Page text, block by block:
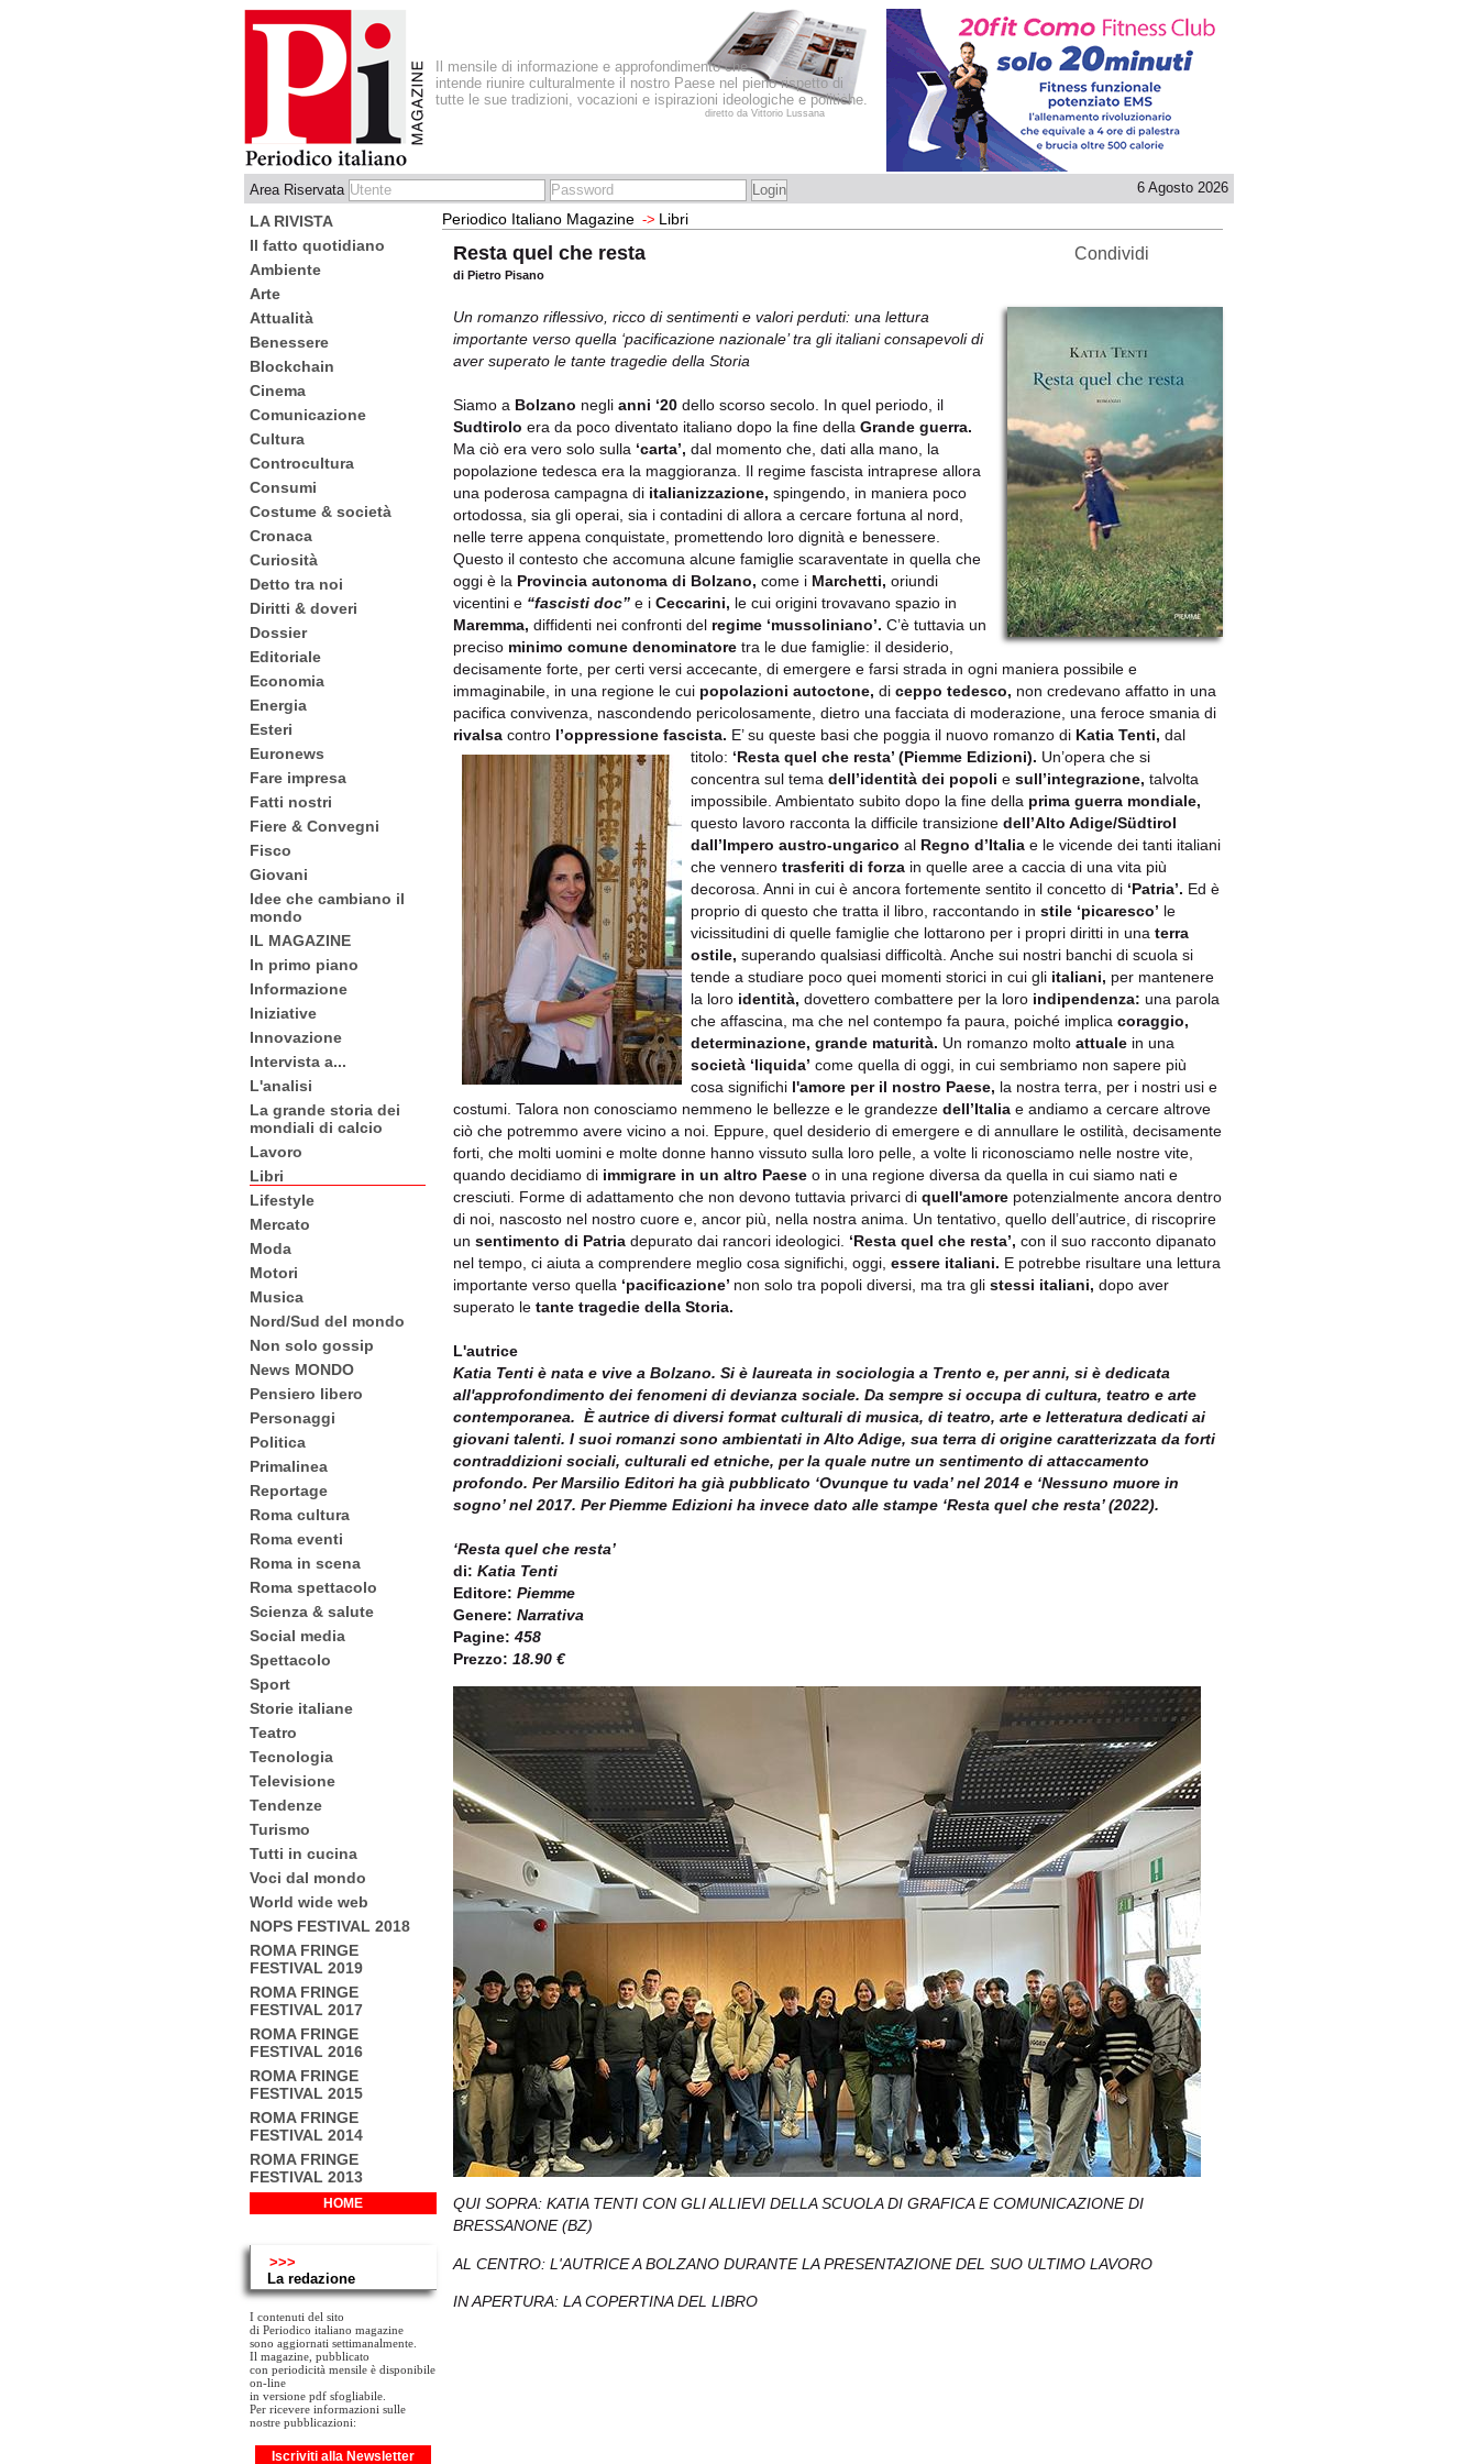
Il mensile di informazione e approfondimento che
intende riunire culturalmente il nostro Paese nel pieno rispetto di
tutte le sue tradizioni, vocazioni e ispirazioni ideologiche e politiche.
diretto da Vittorio Lussana
Area Riservata 6 Agosto 2026
LA RIVISTA
Il fatto quotidiano
Ambiente
Arte
Attualità
Benessere
Blockchain
Cinema
Comunicazione
Cultura
Controcultura
Consumi
Costume & società
Cronaca
Curiosità
Detto tra noi
Diritti & doveri
Dossier
Editoriale
Economia
Energia
Esteri
Euronews
Fare impresa
Fatti nostri
Fiere & Convegni
Fisco
Giovani
Idee che cambiano il
mondo
IL MAGAZINE
In primo piano
Informazione
Iniziative
Innovazione
Intervista a...
L'analisi
La grande storia dei
mondiali di calcio
Lavoro
Libri
Lifestyle
Mercato
Moda
Motori
Musica
Nord/Sud del mondo
Non solo gossip
News MONDO
Pensiero libero
Personaggi
Politica
Primalinea
Reportage
Roma cultura
Roma eventi
Roma in scena
Roma spettacolo
Scienza & salute
Social media
Spettacolo
Sport
Storie italiane
Teatro
Tecnologia
Televisione
Tendenze
Turismo
Tutti in cucina
Voci dal mondo
World wide web
NOPS FESTIVAL 2018
ROMA FRINGE
FESTIVAL 2019
ROMA FRINGE
FESTIVAL 2017
ROMA FRINGE
FESTIVAL 2016
ROMA FRINGE
FESTIVAL 2015
ROMA FRINGE
FESTIVAL 2014
ROMA FRINGE
FESTIVAL 2013
HOME
>>>
La redazione
I contenuti del sito
di Periodico italiano magazine
sono aggiornati settimanalmente.
Il magazine, pubblicato
con periodicità mensile è disponibile
on-line
in versione pdf sfogliabile.
Per ricevere informazioni sulle
nostre pubblicazioni:
Iscriviti alla Newsletter
Periodico Italiano Magazine -> Libri
Resta quel che resta
di Pietro Pisano
Condividi
Un romanzo riflessivo, ricco di sentimenti e valori perduti: una lettura
importante verso quella ‘pacificazione nazionale’ tra gli italiani consapevoli di
aver superato le tante tragedie della Storia
Siamo a Bolzano negli anni ‘20 dello scorso secolo. In quel periodo, il
Sudtirolo era da poco diventato italiano dopo la fine della Grande guerra.
Ma ciò era vero solo sulla ‘carta’, dal momento che, dati alla mano, la
popolazione tedesca era la maggioranza. Il regime fascista intraprese allora
una poderosa campagna di italianizzazione, spingendo, in maniera poco
ortodossa, sia gli operai, sia i contadini di allora a cercare fortuna al nord,
nelle terre appena conquistate, promettendo loro dignità e benessere.
Questo il contesto che accomuna alcune famiglie scaraventate in quella che
oggi è la Provincia autonoma di Bolzano, come i Marchetti, oriundi
vicentini e “fascisti doc” e i Ceccarini, le cui origini trovavano spazio in
Maremma, diffidenti nei confronti del regime ‘mussoliniano’. C’è tuttavia un
preciso minimo comune denominatore tra le due famiglie: il desiderio,
decisamente forte, per certi versi accecante, di emergere e farsi strada in ogni maniera possibile e
immaginabile, in una regione le cui popolazioni autoctone, di ceppo tedesco, non credevano affatto in una
pacifica convivenza, nascondendo pericolosamente, dietro una facciata di moderazione, una feroce smania di
rivalsa contro l’oppressione fascista. E’ su queste basi che poggia il nuovo romanzo di Katia Tenti, dal
titolo: ‘Resta quel che resta’ (Piemme Edizioni). Un’opera che si
concentra sul tema dell’identità dei popoli e sull’integrazione, talvolta
impossibile. Ambientato subito dopo la fine della prima guerra mondiale,
questo lavoro racconta la difficile transizione dell’Alto Adige/Südtirol
dall’Impero austro-ungarico al Regno d’Italia e le vicende dei tanti italiani
che vennero trasferiti di forza in quelle aree a caccia di una vita più
decorosa. Anni in cui è ancora fortemente sentito il concetto di ‘Patria’. Ed è
proprio di questo che tratta il libro, raccontando in stile ‘picaresco’ le
vicissitudini di quelle famiglie che lottarono per i propri diritti in una terra
ostile, superando qualsiasi difficoltà. Anche sui nostri banchi di scuola si
tende a studiare poco quei momenti storici in cui gli italiani, per mantenere
la loro identità, dovettero combattere per la loro indipendenza: una parola
che affascina, ma che nel contempo fa paura, poiché implica coraggio,
determinazione, grande maturità. Un romanzo molto attuale in una
società ‘liquida’ come quella di oggi, in cui sembriamo non sapere più
cosa significhi l'amore per il nostro Paese, la nostra terra, per i nostri usi e
costumi. Talora non conosciamo nemmeno le bellezze e le grandezze dell’Italia e andiamo a cercare altrove
ciò che potremmo avere vicino a noi. Eppure, quel desiderio di emergere e di annullare le ostilità, decisamente
forti, che molti uomini e molte donne hanno vissuto sulla loro pelle, a volte li riconosciamo nelle nostre vite,
quando decidiamo di immigrare in un altro Paese o in una regione diversa da quella in cui siamo nati e
cresciuti. Forme di adattamento che non devono tuttavia privarci di quell'amore potenzialmente ancora dentro
di noi, nascosto nel nostro cuore e, ancor più, nella nostra anima. Un tentativo, quello dell’autrice, di riscoprire
un sentimento di Patria depurato dai rancori ideologici. ‘Resta quel che resta’, con il suo racconto dipanato
nel tempo, ci aiuta a comprendere meglio cosa significhi, oggi, essere italiani. E potrebbe risultare una lettura
importante verso quella ‘pacificazione’ non solo tra popoli diversi, ma tra gli stessi italiani, dopo aver
superato le tante tragedie della Storia.
L'autrice
Katia Tenti è nata e vive a Bolzano. Si è laureata in sociologia a Trento e, per anni, si è dedicata
all'approfondimento dei fenomeni di devianza sociale. Da sempre si occupa di cultura, teatro e arte
contemporanea. È autrice di diversi format culturali di musica, di teatro, arte e letteratura dedicati ai
giovani talenti. I suoi romanzi sono ambientati in Alto Adige, sua terra di origine caratterizzata da forti
contraddizioni sociali, culturali ed etniche, per la quale nutre un sentimento di attaccamento
profondo. Per Marsilio Editori ha già pubblicato ‘Ovunque tu vada’ nel 2014 e ‘Nessuno muore in
sogno’ nel 2017. Per Piemme Edizioni ha invece dato alle stampe ‘Resta quel che resta’ (2022).
‘Resta quel che resta’
di: Katia Tenti
Editore: Piemme
Genere: Narrativa
Pagine: 458
Prezzo: 18.90 €
QUI SOPRA: KATIA TENTI CON GLI ALLIEVI DELLA SCUOLA DI GRAFICA E COMUNICAZIONE DI
BRESSANONE (BZ)
AL CENTRO: L'AUTRICE A BOLZANO DURANTE LA PRESENTAZIONE DEL SUO ULTIMO LAVORO
IN APERTURA: LA COPERTINA DEL LIBRO